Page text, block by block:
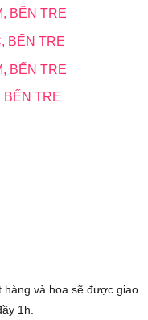
BẾN TRE
BẾN TRE
BẾN TRE
BẾN TRE
hàng và hoa sẽ được giao
1h.